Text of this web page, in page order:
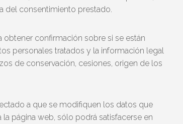
del consentimiento prestado.
obtener confirmación sobre si se están
personales tratados y la información legal
de conservación, cesiones, origen de los
a que se modifiquen los datos que
página web, sólo podrá satisfacerse en